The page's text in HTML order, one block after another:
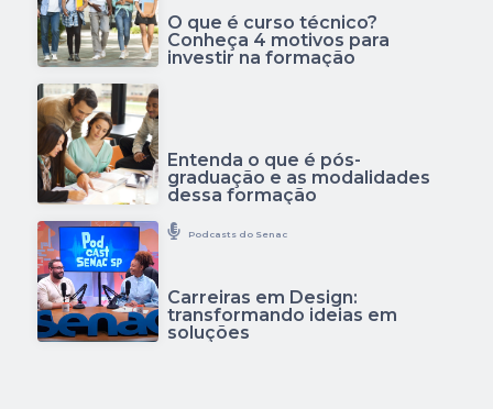
O que é curso técnico?
Conheça 4 motivos para
investir na formação
Entenda o que é pós-
graduação e as modalidades
dessa formação
Podcasts do Senac
Carreiras em Design:
transformando ideias em
soluções